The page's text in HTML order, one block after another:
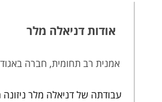
אודות דניאלה מלר
אמנית רב תחומית, חברה
עבודתה של דניאלה מלר